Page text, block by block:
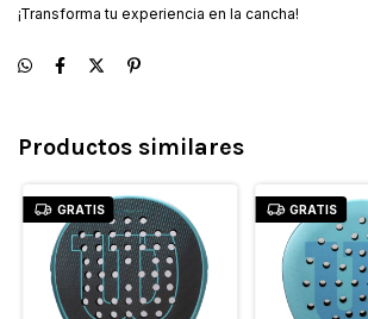
¡Transforma tu experiencia en la cancha!
Productos similares
GRATIS GRATIS